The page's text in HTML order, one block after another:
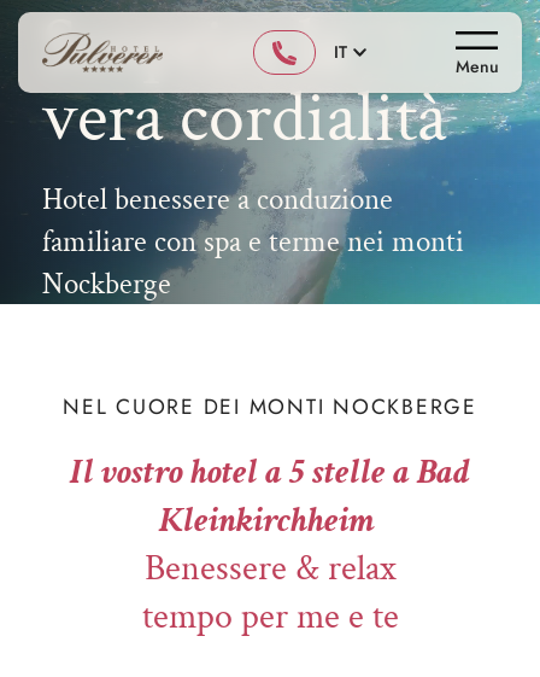
IT
Menu
Scoprire la
vera cordialità
Hotel benessere a conduzione
familiare con spa e terme nei monti
Nockberge
NEL CUORE DEI MONTI NOCKBERGE
Il vostro hotel a 5 stelle a Bad
Kleinkirchheim
Benessere & relax
tempo per me e te